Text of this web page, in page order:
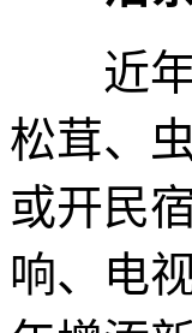
近年
松茸、
或开民
响、电